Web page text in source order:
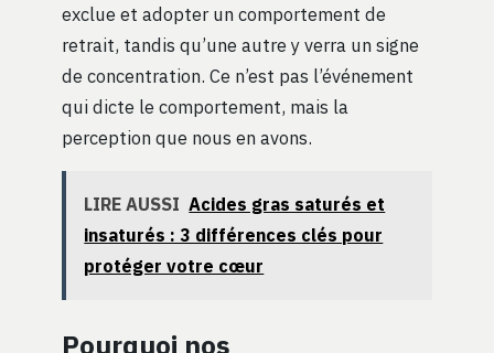
exclue et adopter un comportement de
retrait, tandis qu’une autre y verra un signe
de concentration. Ce n’est pas l’événement
qui dicte le comportement, mais la
perception que nous en avons.
LIRE AUSSI Acides gras saturés et
insaturés : 3 différences clés pour
protéger votre cœur
Pourquoi nos